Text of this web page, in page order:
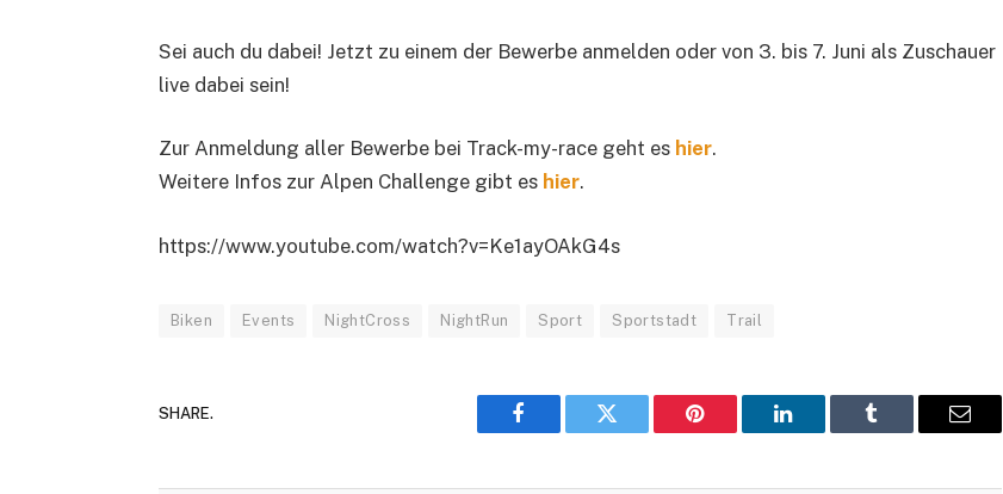
Sei auch du dabei! Jetzt zu einem der Bewerbe anmelden oder von 3. bis 7. Juni als Zuschauer
live dabei sein!
Zur Anmeldung aller Bewerbe bei Track-my-race geht es hier.
Weitere Infos zur Alpen Challenge gibt es hier.
https://www.youtube.com/watch?v=Ke1ayOAkG4s
Biken Events NightCross NightRun Sport Sportstadt Trail
SHARE.
Facebook Twitter Pinterest LinkedIn Tumblr Email